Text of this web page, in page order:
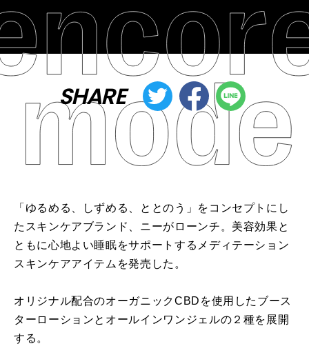
SHARE
「ゆるめる、しずめる、ととのう」をコンセプトにし
たスキンケアブランド、ニーがローンチ。美容効果と
ともに心地よい睡眠をサポートするメディテーション
スキンケアアイテムを発売した。
オリジナル配合のオーガニックCBDを使用したブース
ターローションとオールインワンジェルの２種を展開
する。